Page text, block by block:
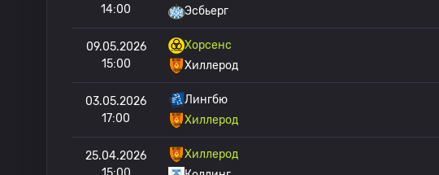
14:00
Эсбьерг
09.05.2026
15:00
Хорсенс
Хиллерод
03.05.2026
17:00
Лингбю
Хиллерод
25.04.2026
Хиллерод